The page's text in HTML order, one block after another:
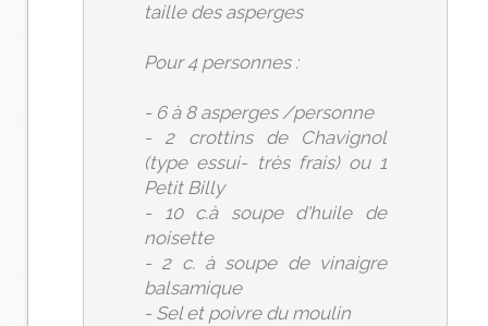
taille des asperges
Pour 4 personnes :
- 6 à 8 asperges /personne
- 2 crottins de Chavignol
(type essui- très frais) ou 1
Petit Billy
- 10 c.à soupe d'huile de
noisette
- 2 c. à soupe de vinaigre
balsamique
- Sel et poivre du moulin